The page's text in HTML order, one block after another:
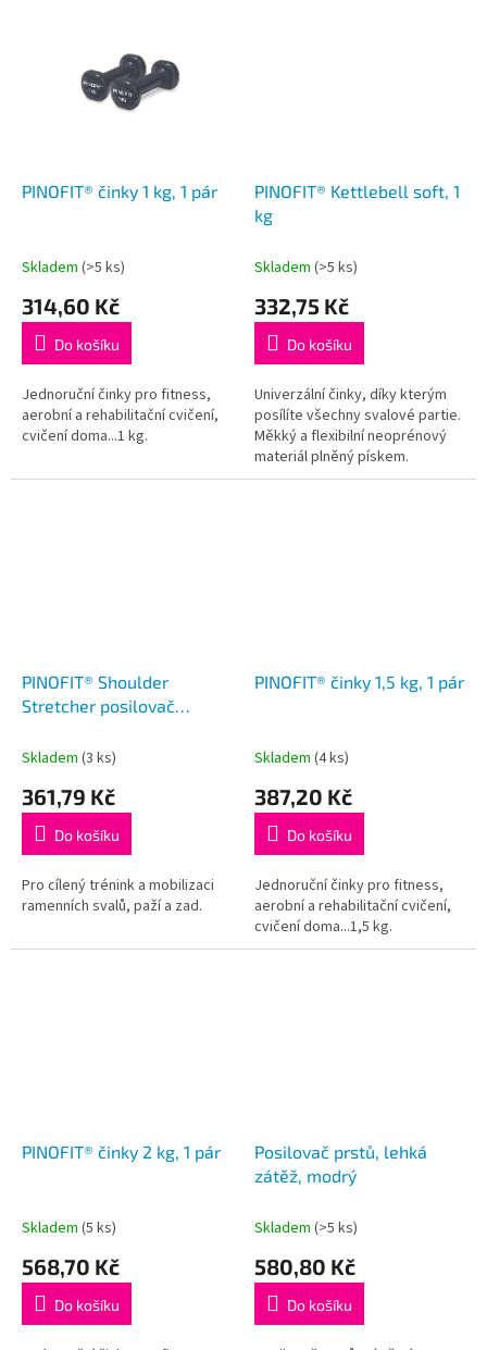
PINOFIT® činky 1 kg, 1 pár
Skladem (>5 ks)
314,60 Kč
Do košíku
Jednoruční činky pro fitness,
aerobní a rehabilitační cvičení,
cvičení doma...1 kg.
PINOFIT® Kettlebell soft, 1
kg
Skladem (>5 ks)
332,75 Kč
Do košíku
Univerzální činky, díky kterým
posílíte všechny svalové partie.
Měkký a flexibilní neoprénový
materiál plněný pískem.
PINOFIT® Shoulder
Stretcher posilovač
Skladem (3 ks)
361,79 Kč
Do košíku
Pro cílený trénink a mobilizaci
ramenních svalů, paží a zad.
PINOFIT® činky 1,5 kg, 1 pár
Skladem (4 ks)
387,20 Kč
Do košíku
Jednoruční činky pro fitness,
aerobní a rehabilitační cvičení,
cvičení doma...1,5 kg.
PINOFIT® činky 2 kg, 1 pár
Skladem (5 ks)
568,70 Kč
Do košíku
Posilovač prstů, lehká
zátěž, modrý
Skladem (>5 ks)
580,80 Kč
Do košíku